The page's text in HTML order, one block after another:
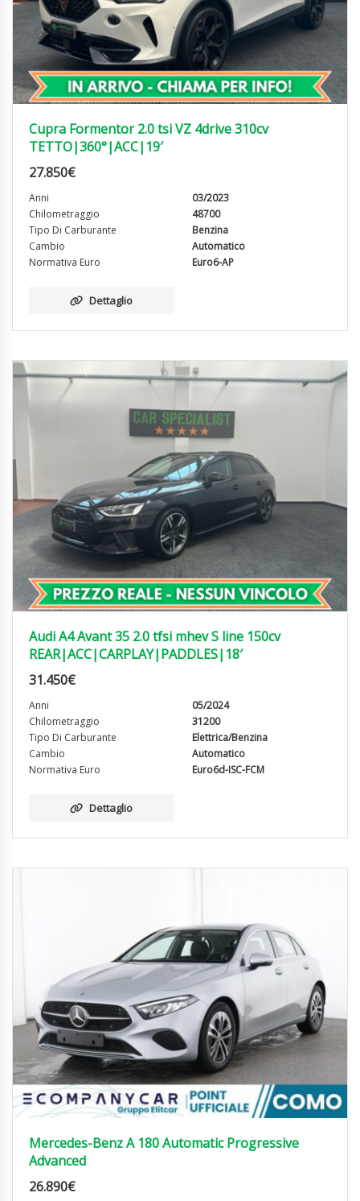
Cupra Formentor 2.0 tsi VZ 4drive 310cv
TETTO|360°|ACC|19′
27.850€
Anni
03/2023
Chilometraggio
48700
Tipo Di Carburante
Benzina
Cambio
Automatico
Normativa Euro
Euro6-AP
Dettaglio
Audi A4 Avant 35 2.0 tfsi mhev S line 150cv
REAR|ACC|CARPLAY|PADDLES|18′
31.450€
Anni
05/2024
Chilometraggio
31200
Tipo Di Carburante
Elettrica/Benzina
Cambio
Automatico
Normativa Euro
Euro6d-ISC-FCM
Dettaglio
Mercedes-Benz A 180 Automatic Progressive
Advanced
26.890€